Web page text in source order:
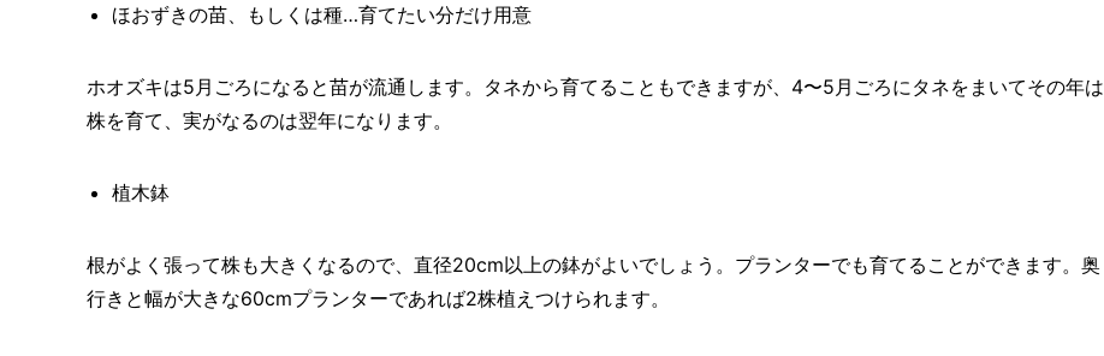
ほおずきの苗、もしくは種…育てたい分だけ用意
ホオズキは5月ごろになると苗が流通します。タネから育てることもできますが、4〜5月ごろにタネをまいてその年は
株を育て、実がなるのは翌年になります。
植木鉢
根がよく張って株も大きくなるので、直径20cm以上の鉢がよいでしょう。プランターでも育てることができます。奥
行きと幅が大きな60cmプランターであれば2株植えつけられます。